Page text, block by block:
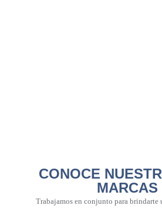
CONOCE
MARCAS
Trabajamos en conjunto para